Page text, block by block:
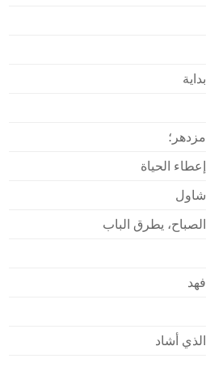
بداية
مزدهر؛
إعطاء الحياة
شاول
الصباح، يطرق الباب
فهد
الذي أشاد